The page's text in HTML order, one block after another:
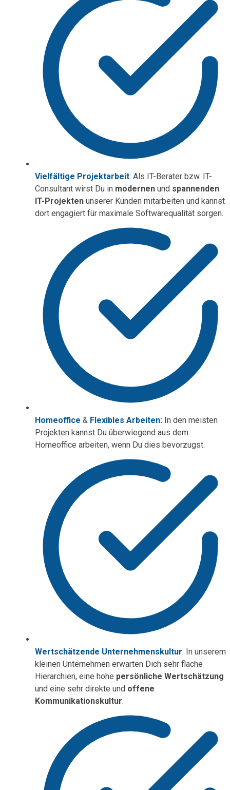
Vielfältige Projektarbeit: Als IT-Berater bzw. IT-
Consultant wirst Du in modernen und spannenden
IT-Projekten unserer Kunden mitarbeiten und kannst
dort engagiert für maximale Softwarequalität sorgen.
Homeoffice & Flexibles Arbeiten: In den meisten
Projekten kannst Du überwiegend aus dem
Homeoffice arbeiten, wenn Du dies bevorzugst.
Wertschätzende Unternehmenskultur: In unserem
kleinen Unternehmen erwarten Dich sehr flache
Hierarchien, eine hohe persönliche Wertschätzung
und eine sehr direkte und offene
Kommunikationskultur.